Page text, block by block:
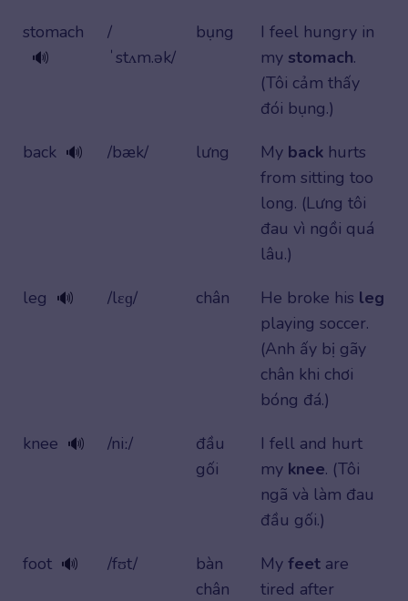
stomach
🔊
/
ˈstʌm.ək/
bụng
I feel hungry in
my stomach.
(Tôi cảm thấy
đói bụng.)
back 🔊 /bæk/ lưng My back hurts
from sitting too
long. (Lưng tôi
đau vì ngồi quá
lâu.)
leg 🔊 /lɛɡ/ chân He broke his leg
playing soccer.
(Anh ấy bị gãy
chân khi chơi
bóng đá.)
knee 🔊 /niː/
đầu
gối
I fell and hurt
my knee. (Tôi
ngã và làm đau
đầu gối.)
foot 🔊 /fʊt/
bàn
chân
My feet are
tired after